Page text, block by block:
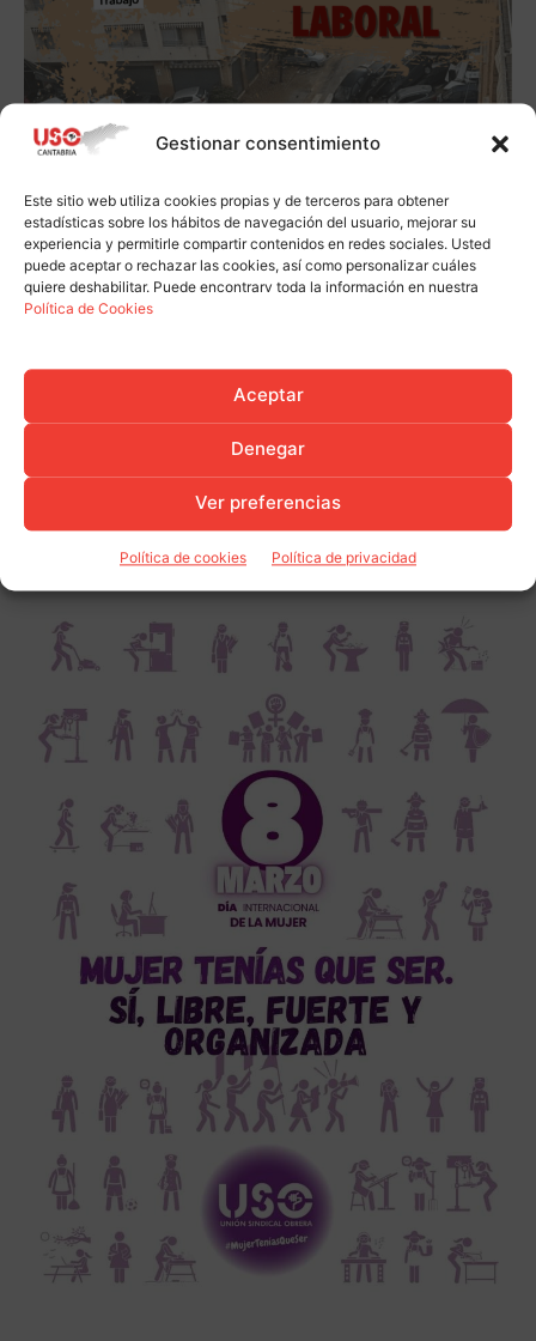
Gestionar consentimiento
Este sitio web utiliza cookies propias y de terceros para obtener
estadísticas sobre los hábitos de navegación del usuario, mejorar su
experiencia y permitirle compartir contenidos en redes sociales. Usted
puede aceptar o rechazar las cookies, así como personalizar cuáles
quiere deshabilitar. Puede encontrarv toda la información en nuestra
Política de Cookies
Aceptar
Denegar
Ver preferencias
Política de cookies Política de privacidad